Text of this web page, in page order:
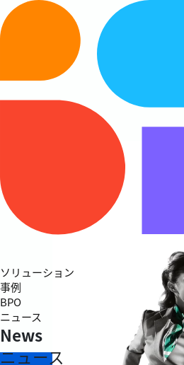
ソリューション
事例
BPO
ニュース
News
ニュース